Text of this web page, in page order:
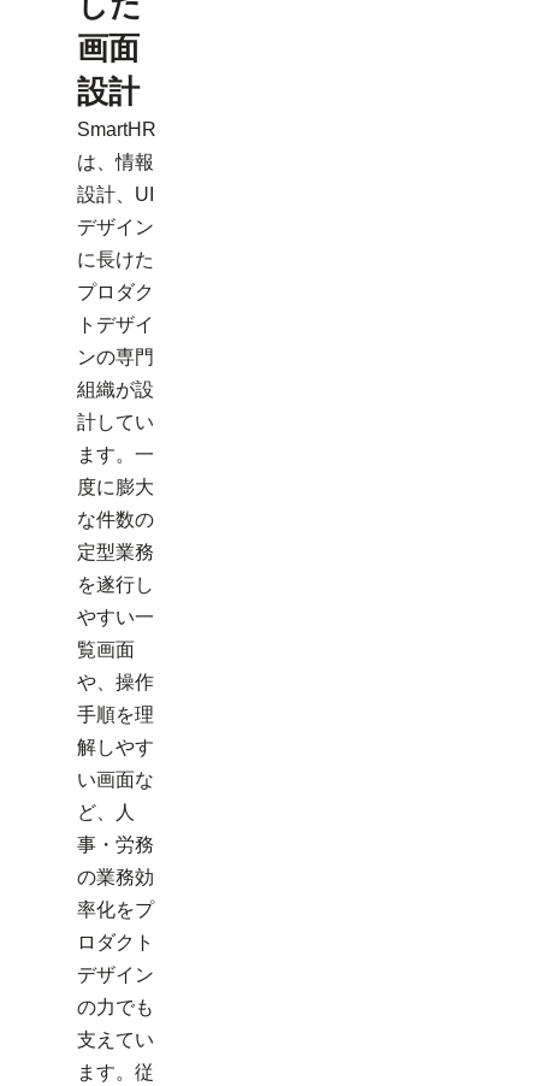
画面
設計
SmartHR
は、情報
設計、UI
デザイン
に長けた
プロダク
トデザイ
ンの専門
組織が設
計してい
ます。一
度に膨大
な件数の
定型業務
を遂行し
やすい一
覧画面
や、操作
手順を理
解しやす
い画面な
ど、人
事・労務
の業務効
率化をプ
ロダクト
デザイン
の力でも
支えてい
ます。従